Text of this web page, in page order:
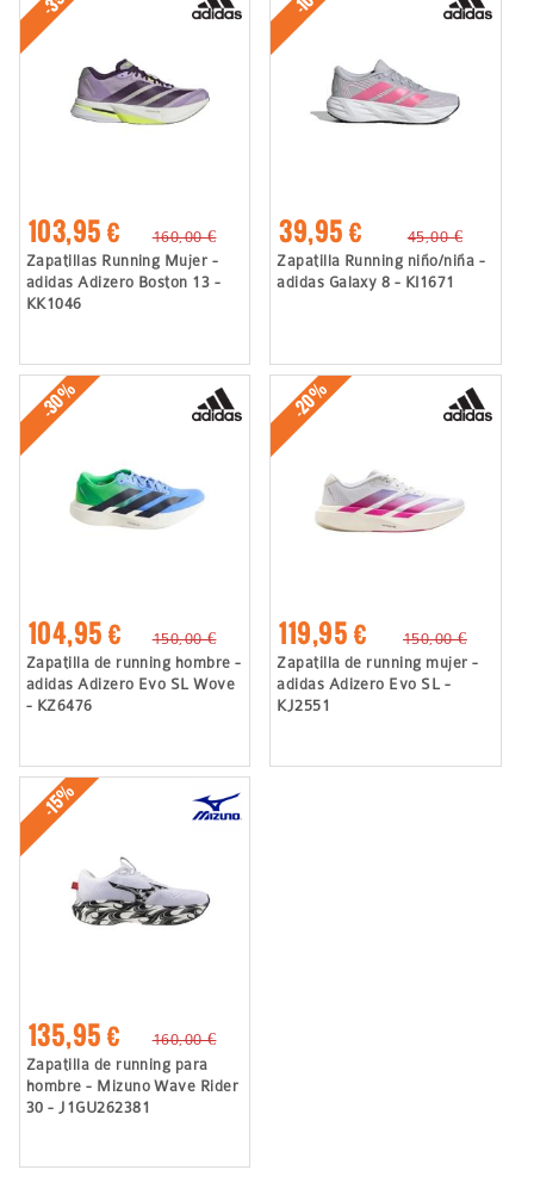
103,95 €
160,00 €
Zapatillas Running Mujer -
adidas Adizero Boston 13 -
KK1046
39,95 €
45,00 €
Zapatilla Running niño/niña -
adidas Galaxy 8 - KI1671
-30%
104,95 €
150,00 €
Zapatilla de running hombre -
adidas Adizero Evo SL Wove
- KZ6476
-20%
119,95 €
150,00 €
Zapatilla de running mujer -
adidas Adizero Evo SL -
KJ2551
-15%
135,95 €
160,00 €
Zapatilla de running para
hombre - Mizuno Wave Rider
30 - J1GU262381